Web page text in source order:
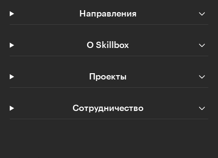
Направления
О Skillbox
Проекты
Сотрудничество